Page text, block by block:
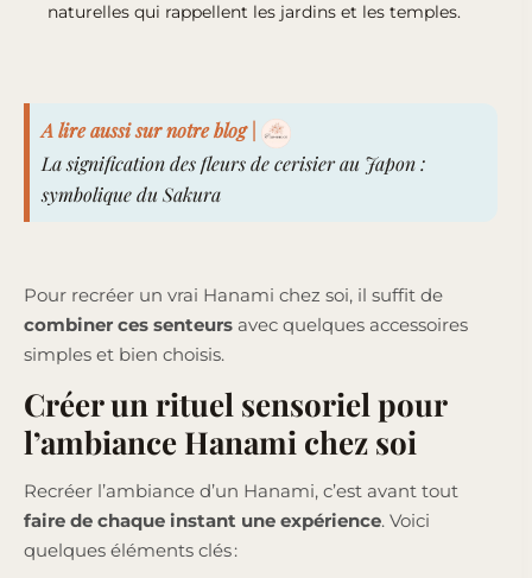
naturelles qui rappellent les jardins et les temples.
A lire aussi sur notre blog |
La signification des fleurs de cerisier au Japon :
symbolique du Sakura
Pour recréer un vrai Hanami chez soi, il suffit de
combiner ces senteurs avec quelques accessoires
simples et bien choisis.
Créer un rituel sensoriel pour
l’ambiance Hanami chez soi
Recréer l’ambiance d’un Hanami, c’est avant tout
faire de chaque instant une expérience. Voici
quelques éléments clés :